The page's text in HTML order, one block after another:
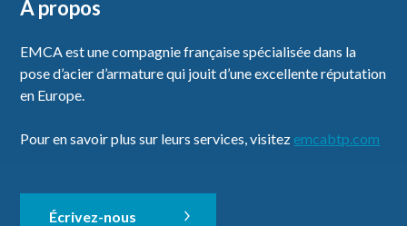
À propos
EMCA est une compagnie française spécialisée dans la
pose d’acier d’armature qui jouit d’une excellente réputation
en Europe.
Pour en savoir plus sur leurs services, visitez emcabtp.com
Écrivez-nous